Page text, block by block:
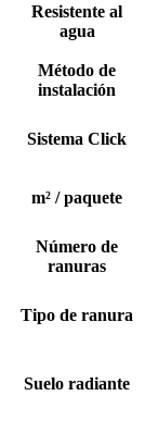
Resistente al
agua
Método de
instalación
Sistema Click
m² / paquete
Número de
ranuras
Tipo de ranura
Suelo radiante